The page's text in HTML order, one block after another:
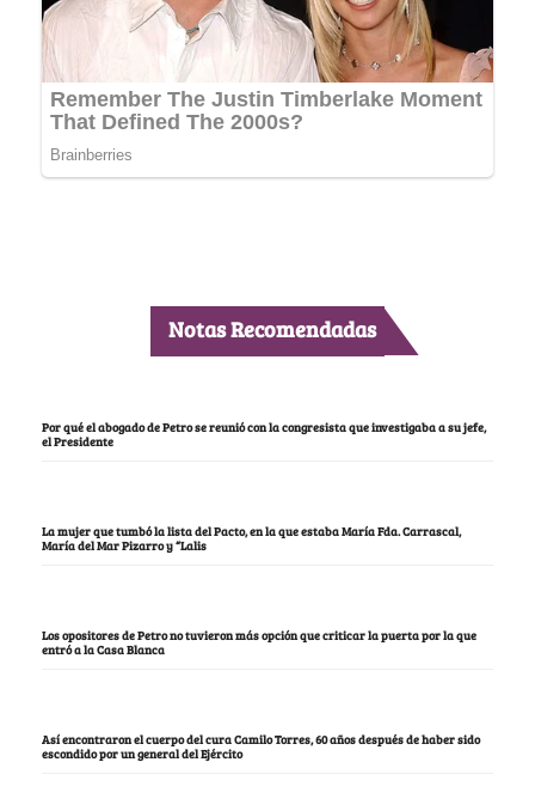
Notas Recomendadas
Por qué el abogado de Petro se reunió con la congresista que investigaba a su jefe,
el Presidente
La mujer que tumbó la lista del Pacto, en la que estaba María Fda. Carrascal,
María del Mar Pizarro y “Lalis
Los opositores de Petro no tuvieron más opción que criticar la puerta por la que
entró a la Casa Blanca
Así encontraron el cuerpo del cura Camilo Torres, 60 años después de haber sido
escondido por un general del Ejército